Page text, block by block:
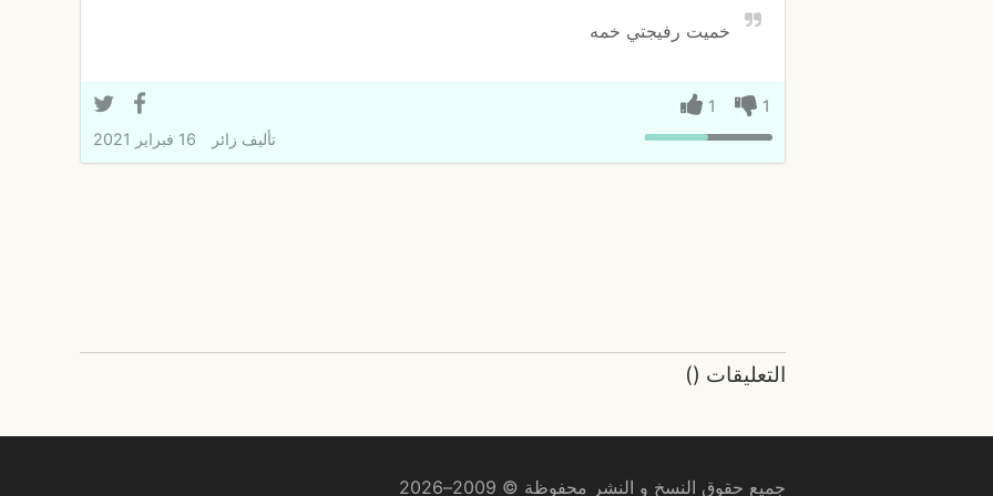
خميت رفيجتي خمه
1
1
تأليف زائر 16 فبراير 2021
التعليقات (
)
جميع حقوق النسخ و النشر محفوظة © 2009–2026